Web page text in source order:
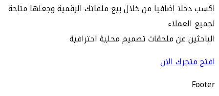
اكسب دخلا اضافيا من خلال بيع ملفاتك الرقمية وجعلها متاحة
لجميع العملاء
الباحثين عن ملحقات تصميم محلية احترافية
افتح متجرك الان
Footer